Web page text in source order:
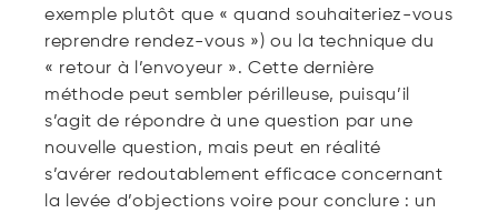
exemple plutôt que « quand souhaiteriez-vous
reprendre rendez-vous ») ou la technique du
« retour à l’envoyeur ». Cette dernière
méthode peut sembler périlleuse, puisqu’il
s’agit de répondre à une question par une
nouvelle question, mais peut en réalité
s’avérer redoutablement efficace concernant
la levée d’objections voire pour conclure : un